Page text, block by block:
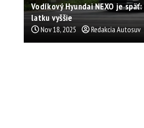
Vodíkový Hyundai NEXO je
latku vyššie
Nov 18, 2025 Redakcia Autosuv